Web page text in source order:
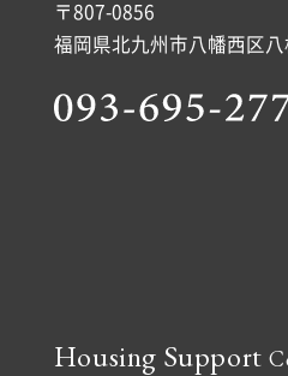
〒807-0856
福岡県北九州市八幡西区
Housing Support